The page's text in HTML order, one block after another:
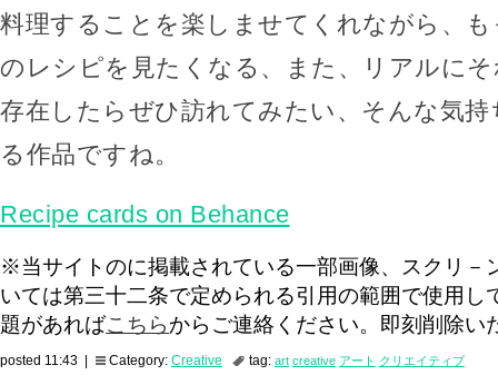
料理することを楽しませてくれながら、
のレシピを見たくなる、また、リアルに
存在したらぜひ訪れてみたい、そんな気
る作品ですね。
Recipe cards on Behance
※当サイトのに掲載されている一部画像、スクリ－
いては第三十二条で定められる引用の範囲で使用し
題があればこちらからご連絡ください。即刻削除い
posted 11:43 | Category: Creative tag: art creative アート クリエイティブ